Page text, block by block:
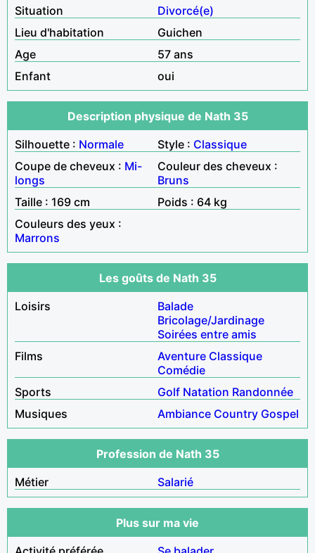
Situation
Divorcé(e)
Lieu d'habitation
Guichen
Age
57 ans
Enfant
oui
Description physique de Nath 35
Silhouette : Normale Style : Classique
Coupe de cheveux : Mi-
longs
Couleur des cheveux :
Bruns
Taille : 169 cm
Poids : 64 kg
Couleurs des yeux :
Marrons
Les goûts de Nath 35
Loisirs
Balade
Bricolage/Jardinage
Soirées entre amis
Films
Aventure Classique
Comédie
Sports
Golf Natation Randonnée
Musiques
Ambiance Country Gospel
Profession de Nath 35
Métier
Salarié
Plus sur ma vie